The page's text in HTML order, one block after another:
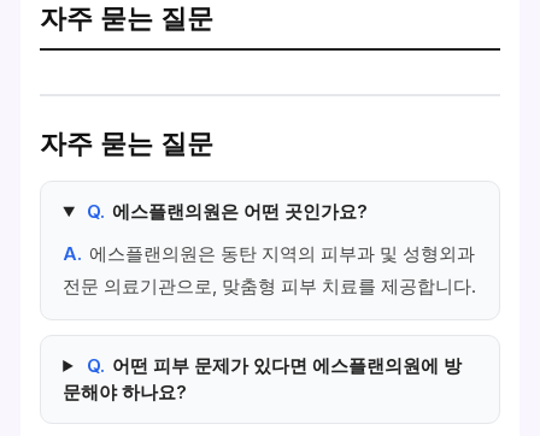
자주 묻는 질문
자주 묻는 질문
Q. 에스플랜의원은 어떤 곳인가요?
A. 에스플랜의원은 동탄 지역의 피부과 및 성형외과
전문 의료기관으로, 맞춤형 피부 치료를 제공합니다.
Q. 어떤 피부 문제가 있다면 에스플랜의원에 방
문해야 하나요?